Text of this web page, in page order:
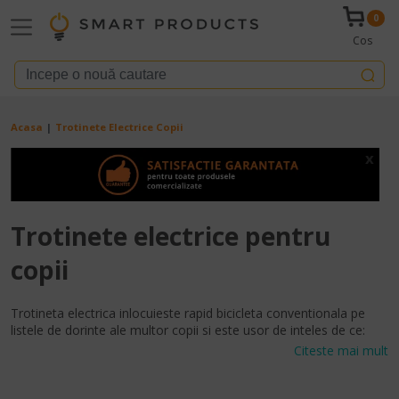
0
Cos
Breadcrumb
Acasa Trotinete Electrice Copii
x
Trotinete electrice pentru
copii
Trotineta electrica inlocuieste rapid bicicleta conventionala pe
listele de dorinte ale multor copii si este usor de inteles de ce:
sunt suficient de rapide pentru a fi palpitante, usor de manevrat
Citeste mai mult